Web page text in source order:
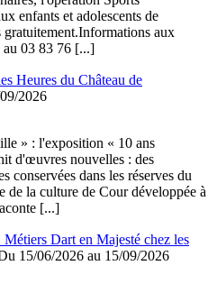
enfants et adolescents de
aux
au 03 83 76 [...]
Heures du Château de
2026
» : l'exposition « 10 ans
d'œuvres nouvelles : des
conservées dans les réserves du
de la culture de Cour développée à
[...]
Dart en Majesté chez les
15/06/2026 au 15/09/2026